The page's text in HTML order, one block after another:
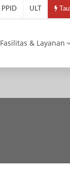
PPID ULT
Fasilitas & Layanan